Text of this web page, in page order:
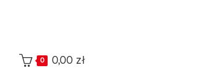
0 0,00 zł